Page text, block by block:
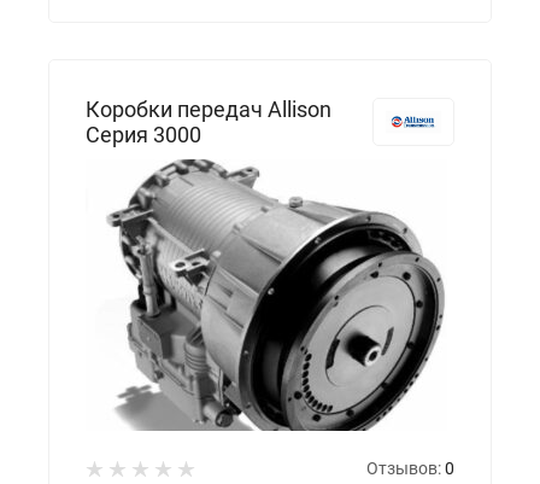
Коробки передач Allison
Серия 3000
Отзывов:0